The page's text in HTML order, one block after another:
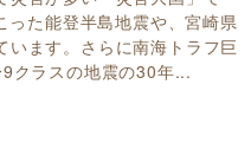
た能登半島地震や、宮崎県
ます。さらに南海トラフ巨
クラスの地震の30年...